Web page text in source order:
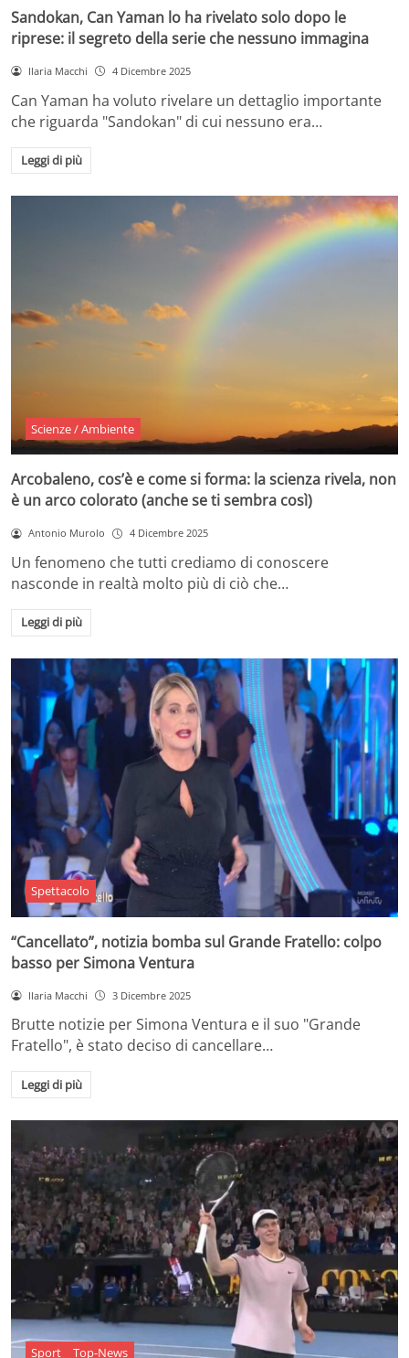
Sandokan, Can Yaman lo ha rivelato solo dopo le
riprese: il segreto della serie che nessuno immagina
Ilaria Macchi 4 Dicembre 2025
Can Yaman ha voluto rivelare un dettaglio importante
che riguarda "Sandokan" di cui nessuno era…
Leggi di più
Scienze / Ambiente
Arcobaleno, cos’è e come si forma: la scienza rivela, non
è un arco colorato (anche se ti sembra così)
Antonio Murolo 4 Dicembre 2025
Un fenomeno che tutti crediamo di conoscere
nasconde in realtà molto più di ciò che…
Leggi di più
Spettacolo
“Cancellato”, notizia bomba sul Grande Fratello: colpo
basso per Simona Ventura
Ilaria Macchi 3 Dicembre 2025
Brutte notizie per Simona Ventura e il suo "Grande
Fratello", è stato deciso di cancellare…
Leggi di più
Sport Top-News